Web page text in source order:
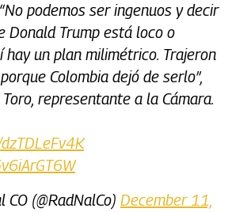
podemos ser ingenuos y decir
Donald Trump está loco o
hay un plan milimétrico. Trajeron
Colombia dejó de serlo”,
representante a la Cámara.
(@RadNalCo) December 11,